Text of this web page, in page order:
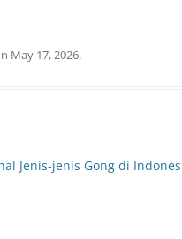
May 17, 2026.
Jenis-jenis Gong di